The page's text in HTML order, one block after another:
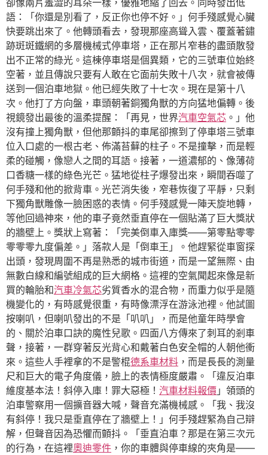
卻像兩片羞澀的耳朵一樣，優雅地縮了回去。同時發出低
語：「你還是別看了，反正你也停不好。」何手殘感覺心臟
快要跳出來了。他轉頭看去，發現那座高聳入雲、覆蓋著鏽
跡斑斑鐵網的多層機械式停車塔，正在那片窄巷的盡頭散發
出不正常的綠光。這棟停車塔是個異類，它的三號車位始終
空著，並且傳說只要有人敢在它面前失敗十八次，就會被傳
送到一個泊車地獄。他已經失敗了十七次。現在是第十八
次。他打了方向盤，車頭朝著銅獨角獸的方向猛地偏轉。後
視鏡發出最後的溫柔提醒：「再見，世界汽車空氣芯 。」他
沒有撞上獨角獸，但他那顫抖的車尾卻擦到了停車塔三號車
位入口處的一根古老、佈滿苔蘚的柱子。不是撞擊，而是輕
柔的碰觸，像戀人之間的耳語。接著，一道濃郁的、像薄荷
口香糖一樣的綠色光芒。猛地從柱子爆發出來，瞬間吞噬了
何手殘和他的掀背車。光芒消失後，窄巷恢復了平靜，只剩
下獨角獸雕像一臉困惑的表情。何手殘感覺一陣天旋地轉，
等他回過神來，他的車子竟然垂直停在一個貼滿了巨大獎狀
的牆壁上。獎狀上寫著：「完美倒車入庫獎——第零點零零
零零零九度偏差。」落款人是「倒車王」。他趕緊從車窗探
出頭，發現周圍不再是熟悉的城市街道，而是一望無際、由
無數白線和編號組成的巨大網格。這裡的空氣聞起來像是新
買的輪胎和汽車冷氣芯劣質香水的混合物，而重力似乎是隨
機變化的，有時感覺很重，有時像漂浮在游泳池裡。他試圖
按喇叭，但喇叭發出的不是「叭叭」，而是他童年時學會
的、關於泊車口訣的魔性兒歌。四面八方傳來了刺耳的剎車
聲，接著，一群穿著反光背心和戴著白色安全帽的人朝他衝
來。這些人手裡拿的不是警棍德系車材料 ，而是長長的測量
尺和巨大的電子角度儀，臉上的表情極度嚴肅。「違反泊車
維度基本法！斜停入庫！罪大惡極！ 汽車材料報價 」領頭的
泊車警察用一個擴音器大喊，聲音充滿機械感。「我、我沒
有斜停！我只是垂直停在了牆壁上！」何手殘趕緊為自己辯
解，但聲音因為恐懼而顫抖。「垂直泊車？那是在第三次元
的行為，在這裡奧迪零件 ，你的車體與停車線的夾角是——